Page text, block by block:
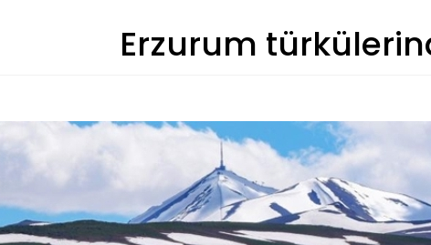
Erzurum